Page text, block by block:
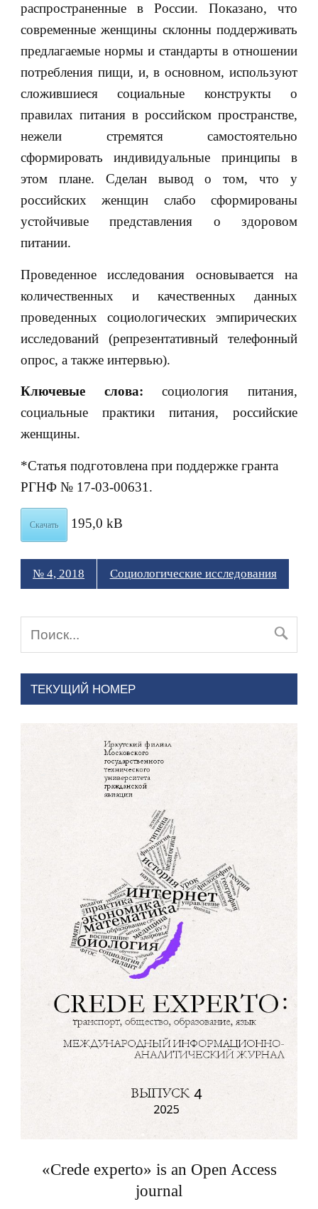
распространенные в России. Показано, что
современные женщины склонны поддерживать
предлагаемые нормы и стандарты в отношении
потребления пищи, и, в основном, используют
сложившиеся социальные конструкты о
правилах питания в российском пространстве,
нежели стремятся самостоятельно
сформировать индивидуальные принципы в
этом плане. Сделан вывод о том, что у
российских женщин слабо сформированы
устойчивые представления о здоровом
питании.
Проведенное исследования основывается на
количественных и качественных данных
проведенных социологических эмпирических
исследований (репрезентативный телефонный
опрос, а также интервью).
Ключевые слова: социология питания,
социальные практики питания, российские
женщины.
*Статья подготовлена при поддержке гранта
РГНФ № 17-03-00631.
Скачать 195,0 kB
№ 4, 2018 Социологические исследования
ТЕКУЩИЙ НОМЕР
«Crede experto» is an Open Access
journal